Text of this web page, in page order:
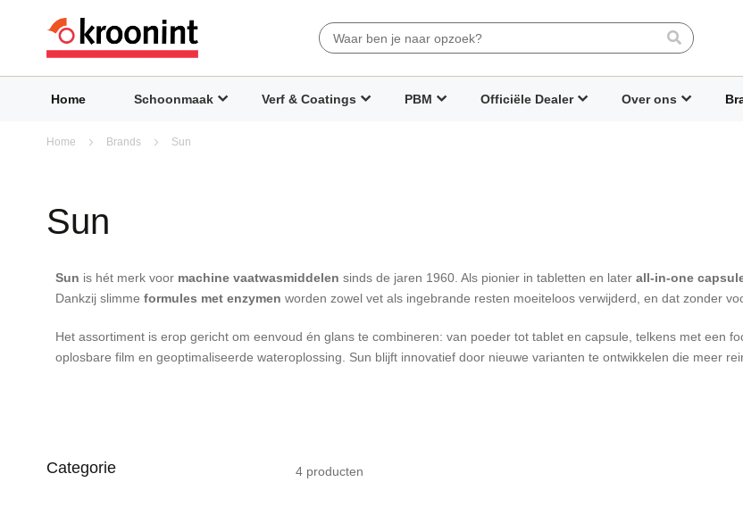
Search
Home Schoonmaak Verf & Coatings PBM Officiële Dealer Over ons
Home Brands Sun
Sun
Sun is hét merk voor machine vaatwasmiddelen sinds de jaren 1960. Als pionier in tabletten en later all‑in‑one
Dankzij slimme formules met enzymen worden zowel vet als ingebrande resten moeiteloos verwijderd, en dat zonder
Het assortiment is erop gericht om eenvoud én glans te combineren: van poeder tot tablet en capsule, telkens met een
oplosbare film en geoptimaliseerde wateroplossing. Sun blijft innovatief door nieuwe varianten te ontwikkelen die meer
4 producten
Categorie